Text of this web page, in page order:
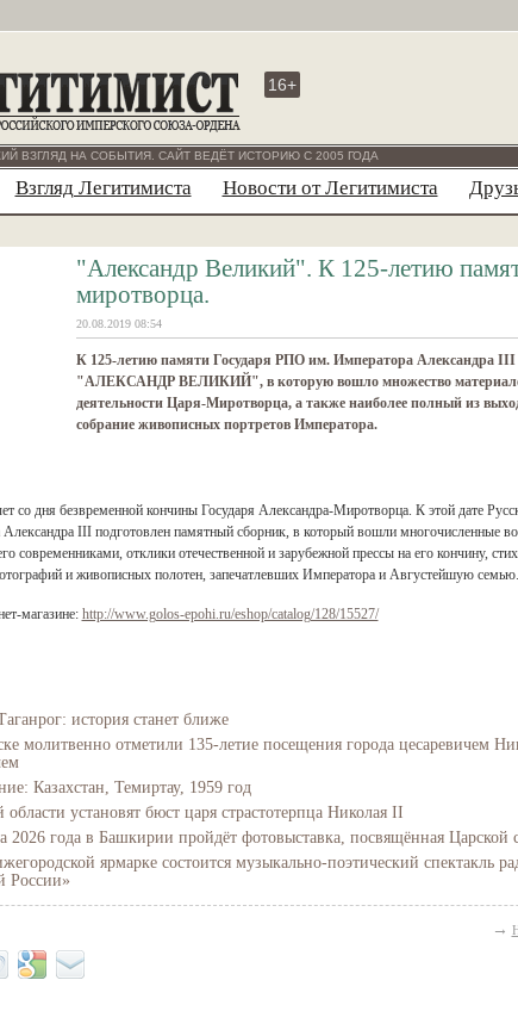
16+
ВЗГЛЯД НА СОБЫТИЯ. САЙТ ВЕДЁТ ИСТОРИЮ С 2005 ГОДА
Взгляд Легитимиста Новости от Легитимиста
"Александр Великий". К 125-летию
миротворца.
20.08.2019 08:54
К 125-летию памяти Государя РПО им. Императора Александра III
"АЛЕКСАНДР ВЕЛИКИЙ", в которую вошло множество
деятельности Царя-Миротворца, а также наиболее полный из
собрание живописных портретов Императора.
со дня безвременной кончины Государя Александра-Миротворца. К этой дате
III подготовлен памятный сборник, в который вошли многочисленные
современниками, отклики отечественной и зарубежной прессы на его кончину,
и живописных полотен, запечатлевших Императора и Августейшую семью.
магазине: http://www.golos-epohi.ru/eshop/catalog/128/15527/
история станет ближе
молитвенно отметили 135-летие посещения города цесаревичем
Казахстан, Темиртау, 1959 год
области установят бюст царя страстотерпца Николая II
2026 года в Башкирии пройдёт фотовыставка, посвящённая Царской
ярмарке состоится музыкально-поэтический спектакль
России»
→